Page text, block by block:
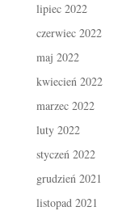
lipiec 2022
czerwiec 2022
maj 2022
kwiecień 2022
marzec 2022
luty 2022
styczeń 2022
grudzień 2021
listopad 2021